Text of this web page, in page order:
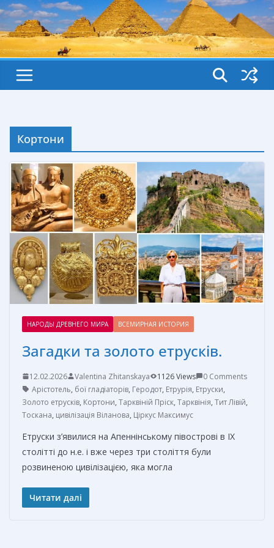
Кортони
НАРОДЫ ДРЕВНЕГО МИРА ВСЕМИРНАЯ ИСТОРИЯ
Загадки та золото етрусків.
12.02.2026 Valentina Zhitanskaya 1126 Views
0 Comments
Арістотель, бої гладіаторів, Геродот, Етрурія, Етруски,
Золото етрусків, Кортони, Тарквіній Пріск, Тарквінія, Тит Лівій,
Тоскана, цивілізація Віланова, Ціркус Максимус
Етруски з’явилися на Апеннінському півострові в IX
столітті до н.е. і вже через три століття були
розвиненою цивілізацією, яка могла
Читати далі